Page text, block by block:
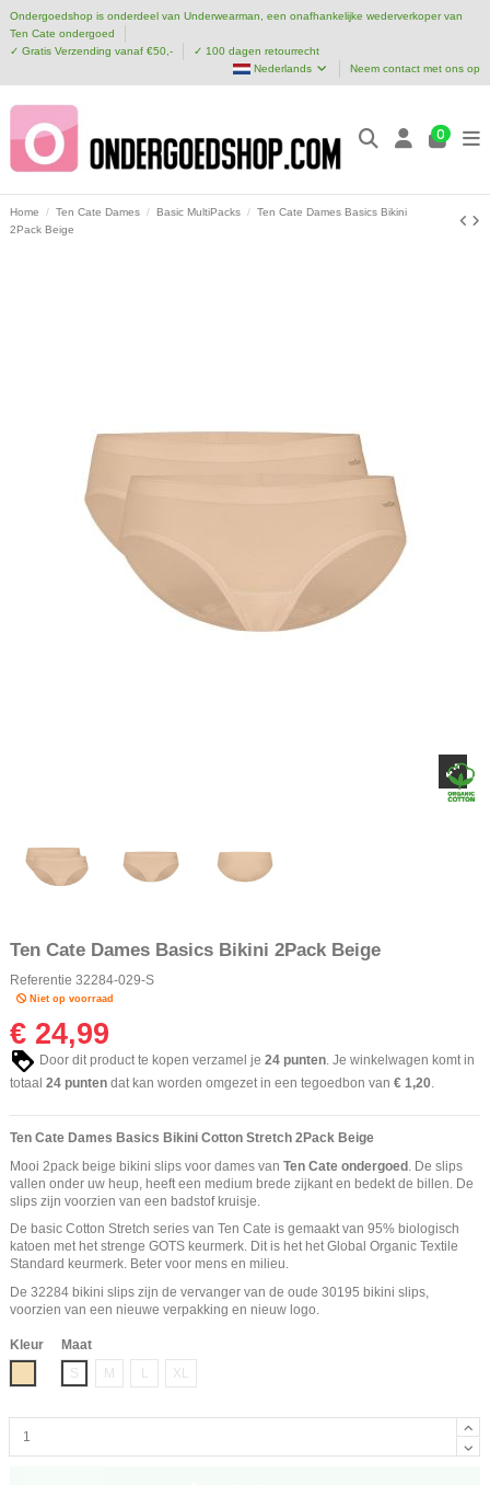
Ondergoedshop is onderdeel van Underwearman, een onafhankelijke wederverkoper van
Ten Cate ondergoed
✓ Gratis Verzending vanaf €50,-
✓ 100 dagen retourrecht
Nederlands
Neem contact met ons op
0
Home Ten Cate Dames Basic MultiPacks
Ten Cate Dames Basics Bikini
2Pack Beige
Ten Cate Dames Basics Bikini 2Pack Beige
Referentie 32284-029-S
Niet op voorraad
€ 24,99
Door dit product te kopen verzamel je 24 punten . Je winkelwagen komt in
totaal 24 punten dat kan worden omgezet in een tegoedbon van € 1,20
Ten Cate Dames Basics Bikini Cotton Stretch 2Pack Beige
Mooi 2pack beige bikini slips voor dames van Ten Cate ondergoed . De slips
vallen onder uw heup, heeft een medium brede zijkant en bedekt de billen. De
slips zijn voorzien van een badstof kruisje.
De basic Cotton Stretch series van Ten Cate is gemaakt van 95% biologisch
katoen met het strenge GOTS keurmerk. Dit is het het Global Organic Textile
Standard keurmerk. Beter voor mens en milieu.
De 32284 bikini slips zijn de vervanger van de oude 30195 bikini slips,
voorzien van een nieuwe verpakking en nieuw logo.
Kleur
Maat
S
M L XL